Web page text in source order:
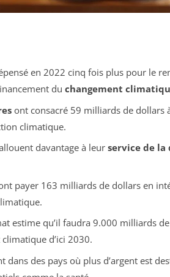
en 2022 cinq fois plus pour le
du changement
ont consacré 59 milliards de dollars
climatique.
davantage à leur service de la
payer 163 milliards de dollars en
estime qu’il faudra 9.000 milliards
d’ici 2030.
des pays où plus d’argent est